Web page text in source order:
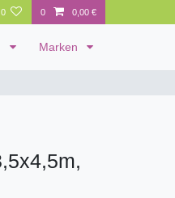
0 0 0,00 €
Marken